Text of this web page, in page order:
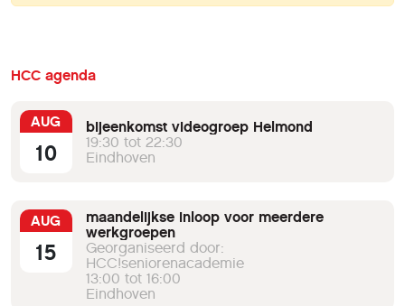
HCC agenda
AUG
10
bijeenkomst videogroep Helmond
19:30 tot 22:30
Eindhoven
AUG
15
maandelijkse inloop voor meerdere
werkgroepen
Georganiseerd door:
HCC!seniorenacademie
13:00 tot 16:00
Eindhoven